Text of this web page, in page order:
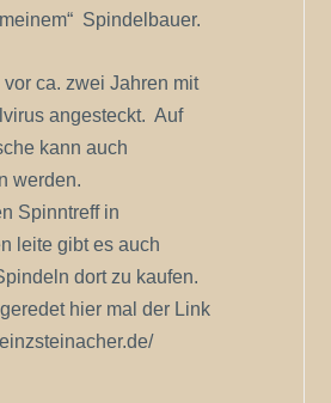
Spindelbauer.
vor ca. zwei Jahren mit
angesteckt. Auf
kann auch
werden.
Spinntreff in
leite gibt es auch
dort zu kaufen.
hier mal der Link